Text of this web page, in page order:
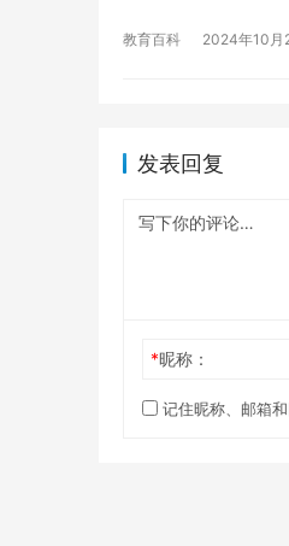
教育百科 2024年10月
发表回复
*昵称：
记住昵称、邮箱